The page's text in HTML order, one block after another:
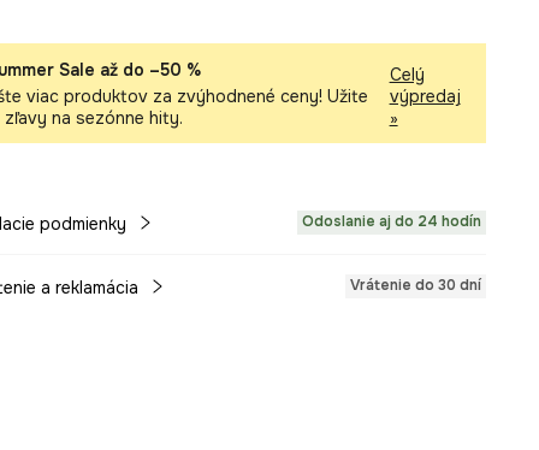
Sale až do –50 %
viac produktov za zvýhodnené ceny! Užite
zľavy na sezónne hity.
Celý
výpredaj
»
podmienky Odoslanie aj do 24 hodín
a reklamácia Vrátenie do 30 dní